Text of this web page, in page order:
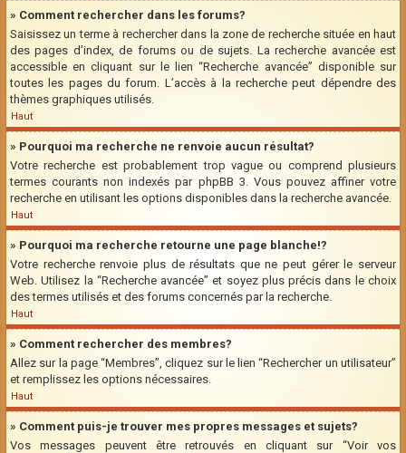
» Comment rechercher dans les forums?
Saisissez un terme à rechercher dans la zone de recherche située en haut
des pages d’index, de forums ou de sujets. La recherche avancée est
accessible en cliquant sur le lien “Recherche avancée” disponible sur
toutes les pages du forum. L’accès à la recherche peut dépendre des
thèmes graphiques utilisés.
Haut
» Pourquoi ma recherche ne renvoie aucun résultat?
Votre recherche est probablement trop vague ou comprend plusieurs
termes courants non indexés par phpBB 3. Vous pouvez affiner votre
recherche en utilisant les options disponibles dans la recherche avancée.
Haut
» Pourquoi ma recherche retourne une page blanche!?
Votre recherche renvoie plus de résultats que ne peut gérer le serveur
Web. Utilisez la “Recherche avancée” et soyez plus précis dans le choix
des termes utilisés et des forums concernés par la recherche.
Haut
» Comment rechercher des membres?
Allez sur la page “Membres”, cliquez sur le lien “Rechercher un utilisateur”
et remplissez les options nécessaires.
Haut
» Comment puis-je trouver mes propres messages et sujets?
Vos messages peuvent être retrouvés en cliquant sur “Voir vos